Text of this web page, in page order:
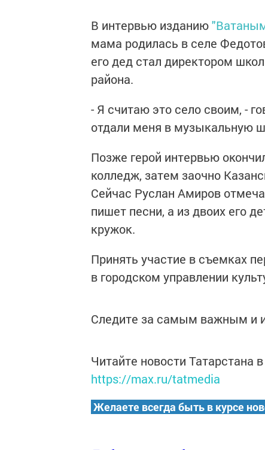
В интервью изданию
мама родилась в селе
его дед стал директором
района.
- Я считаю это село своим, -
отдали меня в музыкальную
Позже герой интервью
колледж, затем заочно
Сейчас Руслан Амиров
пишет песни, а из двоих его
кружок.
Принять участие в съемках
в городском управлении
Следите за самым важным и
Читайте новости
https://max.ru/tatmedia
Желаете всегда быть в курсе